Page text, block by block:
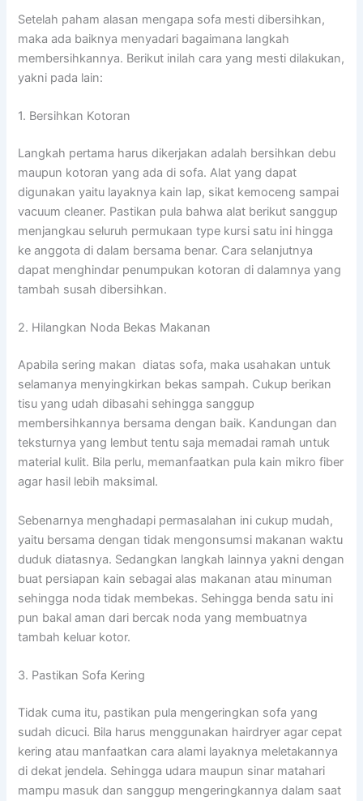
Setelah paham alasan mengapa sofa mesti dibersihkan,
maka ada baiknya menyadari bagaimana langkah
membersihkannya. Berikut inilah cara yang mesti dilakukan,
yakni pada lain:
1. Bersihkan Kotoran
Langkah pertama harus dikerjakan adalah bersihkan debu
maupun kotoran yang ada di sofa. Alat yang dapat
digunakan yaitu layaknya kain lap, sikat kemoceng sampai
vacuum cleaner. Pastikan pula bahwa alat berikut sanggup
menjangkau seluruh permukaan type kursi satu ini hingga
ke anggota di dalam bersama benar. Cara selanjutnya
dapat menghindar penumpukan kotoran di dalamnya yang
tambah susah dibersihkan.
2. Hilangkan Noda Bekas Makanan
Apabila sering makan diatas sofa, maka usahakan untuk
selamanya menyingkirkan bekas sampah. Cukup berikan
tisu yang udah dibasahi sehingga sanggup
membersihkannya bersama dengan baik. Kandungan dan
teksturnya yang lembut tentu saja memadai ramah untuk
material kulit. Bila perlu, memanfaatkan pula kain mikro fiber
agar hasil lebih maksimal.
Sebenarnya menghadapi permasalahan ini cukup mudah,
yaitu bersama dengan tidak mengonsumsi makanan waktu
duduk diatasnya. Sedangkan langkah lainnya yakni dengan
buat persiapan kain sebagai alas makanan atau minuman
sehingga noda tidak membekas. Sehingga benda satu ini
pun bakal aman dari bercak noda yang membuatnya
tambah keluar kotor.
3. Pastikan Sofa Kering
Tidak cuma itu, pastikan pula mengeringkan sofa yang
sudah dicuci. Bila harus menggunakan hairdryer agar cepat
kering atau manfaatkan cara alami layaknya meletakannya
di dekat jendela. Sehingga udara maupun sinar matahari
mampu masuk dan sanggup mengeringkannya dalam saat